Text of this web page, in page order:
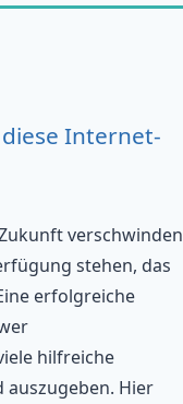
Internet-
verschwinden
stehen, das
erfolgreiche
hilfreiche
auszugeben. Hier